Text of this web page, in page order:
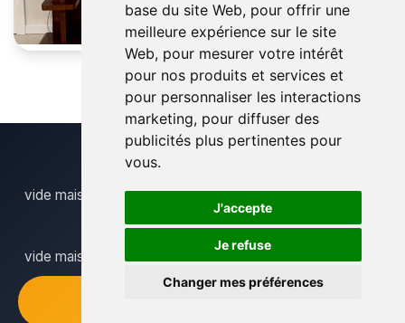
base du site Web, pour offrir une
meilleure expérience sur le site
Web, pour mesurer votre intérêt
pour nos produits et services et
pour personnaliser les interactions
marketing, pour diffuser des
publicités plus pertinentes pour
vous.
J'accepte
Je refuse
Changer mes préférences
vide maison boom
vide maison kapellen